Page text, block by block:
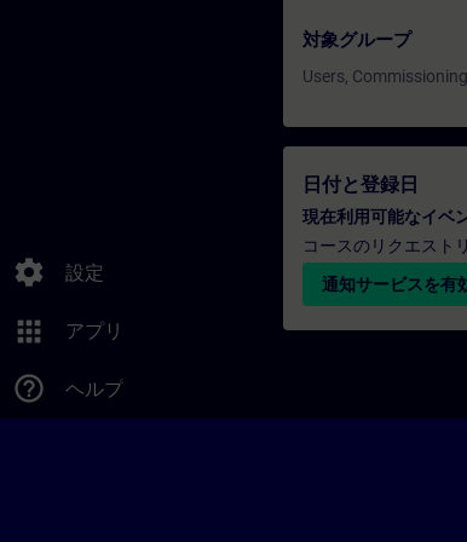
settings 設定
apps アプリ
help_outline ヘルプ
対象グループ
Users,
日付と登録日
現在利用可能なイベ
コースのリクエスト
通知サービスを有